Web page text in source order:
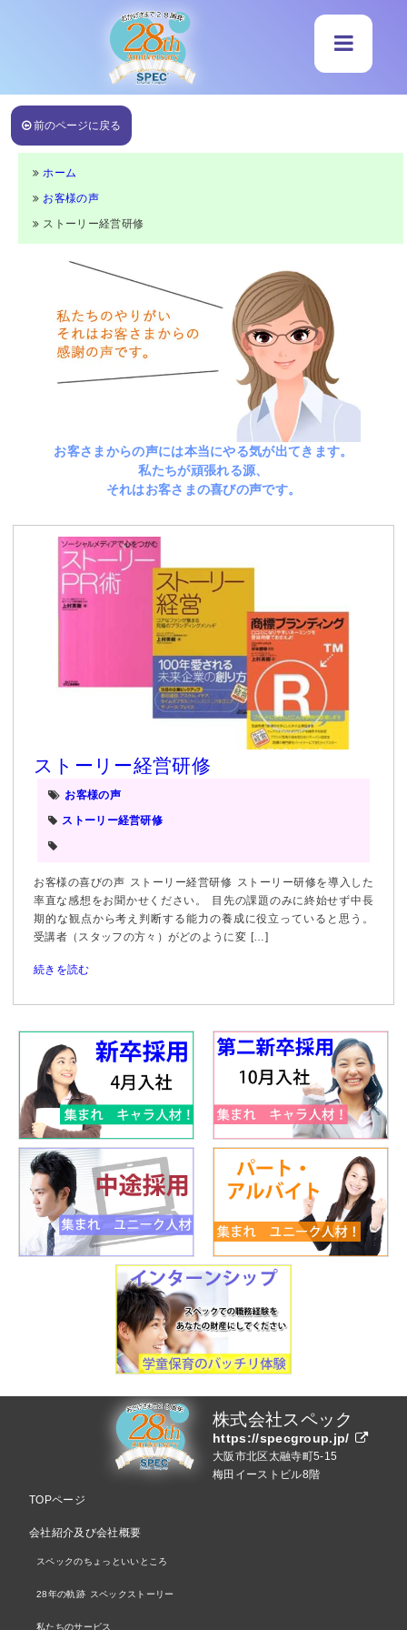
前のページに戻る
ホーム
お客様の声
ストーリー経営研修
お客さまからの声には本当にやる気が出てきます。
私たちが頑張れる源、
それはお客さまの喜びの声です。
ストーリー経営研修
お客様の声
ストーリー経営研修
お客様の喜びの声 ストーリー経営研修 ストーリー研修を導入した
率直な感想をお聞かせください。 目先の課題のみに終始せず中長
期的な観点から考え判断する能力の養成に役立っていると思う。
受講者（スタッフの方々）がどのように変 […]
続きを読む
株式会社スペック
https://specgroup.jp/
大阪市北区太融寺町5-15
梅田イーストビル8階
TOPページ
会社紹介及び会社概要
スペックのちょっといいところ
28年の軌跡 スペックストーリー
私たちのサービス